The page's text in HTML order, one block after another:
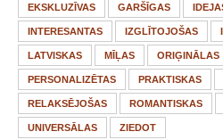
EKSKLUZĪVAS GARŠĪGAS
INTERESANTAS IZGLĪTOJOŠAS
LATVISKAS MĪĻAS ORIĢINĀLAS
PERSONALIZĒTAS PRAKTISKAS
RELAKSĒJOŠAS ROMANTISKAS
UNIVERSĀLAS ZIEDOT